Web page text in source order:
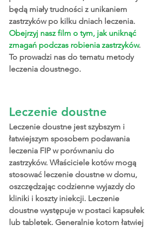
będą miały trudności z unikaniem
zastrzyków po kilku dniach leczenia.
Obejrzyj nasz film o tym, jak uniknąć
zmagań podczas robienia zastrzyków.
To prowadzi nas do tematu metody
leczenia doustnego.
Leczenie doustne
Leczenie doustne jest szybszym i
łatwiejszym sposobem podawania
leczenia FIP w porównaniu do
zastrzyków. Właściciele kotów mogą
stosować leczenie doustne w domu,
oszczędzając codzienne wyjazdy do
kliniki i koszty iniekcji. Leczenie
doustne występuje w postaci kapsułek
lub tabletek. Generalnie kotom łatwiej